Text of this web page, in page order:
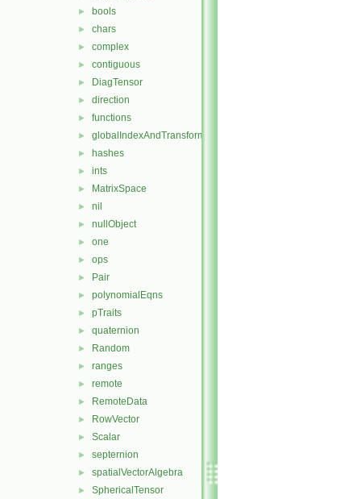
► bools
► chars
► complex
► contiguous
► DiagTensor
► direction
► functions
► globalIndexAndTransform
► hashes
► ints
► MatrixSpace
► nil
► nullObject
► one
► ops
► Pair
► polynomialEqns
► pTraits
► quaternion
► Random
► ranges
► remote
► RemoteData
► RowVector
► Scalar
► septernion
► spatialVectorAlgebra
► SphericalTensor